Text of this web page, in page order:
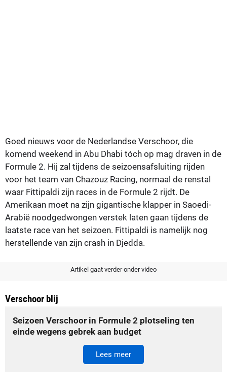
Goed nieuws voor de Nederlandse Verschoor, die
komend weekend in Abu Dhabi tóch op mag draven in de
Formule 2. Hij zal tijdens de seizoensafsluiting rijden
voor het team van Chazouz Racing, normaal de renstal
waar Fittipaldi zijn races in de Formule 2 rijdt. De
Amerikaan moet na zijn gigantische klapper in Saoedi-
Arabië noodgedwongen verstek laten gaan tijdens de
laatste race van het seizoen. Fittipaldi is namelijk nog
herstellende van zijn crash in Djedda.
Artikel gaat verder onder video
Verschoor blij
Seizoen Verschoor in Formule 2 plotseling ten
einde wegens gebrek aan budget
Lees meer